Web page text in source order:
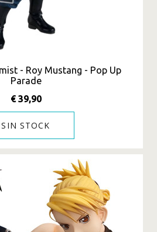
- Roy Mustang - Pop Up
Parade
€ 39,90
SIN STOCK